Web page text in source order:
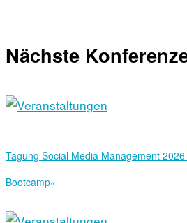
Nächste
Tagung Social Media Management
Bootcamp«